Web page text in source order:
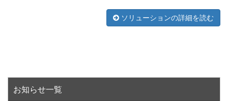
ソリューションの詳細を読む
お知らせ一覧